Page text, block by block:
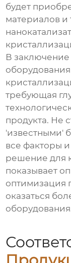
будет
материалов и
В заключение
требующая
продукта. Не
'известными'
все факторы
решение для
показывает
оптимизация
оказаться